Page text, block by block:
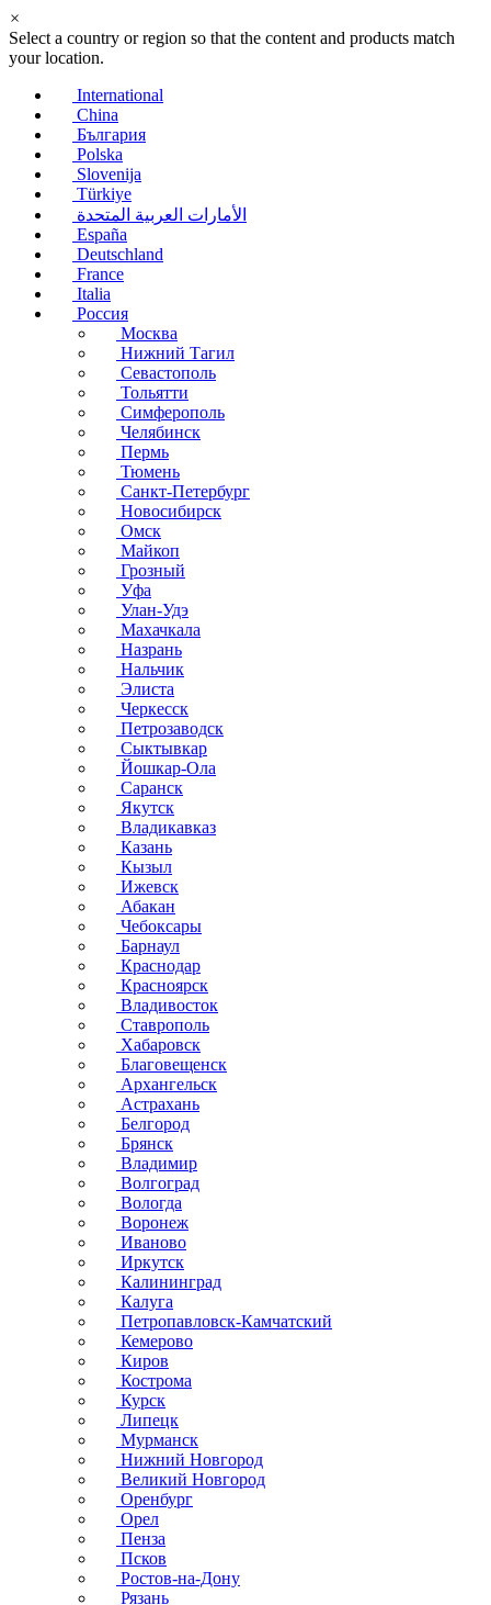
×
Select a country or region so that the content and products match
your location.
International
China
България
Polska
Slovenija
Türkiye
الأمارات العربية المتحدة
España
Deutschland
France
Italia
Россия
Москва
Нижний Тагил
Севастополь
Тольятти
Симферополь
Челябинск
Пермь
Тюмень
Санкт-Петербург
Новосибирск
Омск
Майкоп
Грозный
Уфа
Улан-Удэ
Махачкала
Назрань
Нальчик
Элиста
Черкесск
Петрозаводск
Сыктывкар
Йошкар-Ола
Саранск
Якутск
Владикавказ
Казань
Кызыл
Ижевск
Абакан
Чебоксары
Барнаул
Краснодар
Красноярск
Владивосток
Ставрополь
Хабаровск
Благовещенск
Архангельск
Астрахань
Белгород
Брянск
Владимир
Волгоград
Вологда
Воронеж
Иваново
Иркутск
Калининград
Калуга
Петропавловск-Камчатский
Кемерово
Киров
Кострома
Курск
Липецк
Мурманск
Нижний Новгород
Великий Новгород
Оренбург
Орел
Пенза
Псков
Ростов-на-Дону
Рязань